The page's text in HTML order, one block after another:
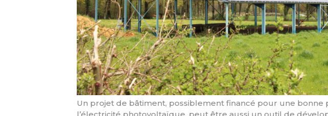
Un projet de bâtiment, possiblement financé pour une bonne